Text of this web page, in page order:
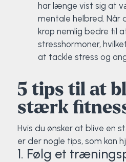
har længe vist sig at
mentale helbred. Når
krop nemlig bedre til
stresshormoner,
at tackle stress og
5 tips til at
stærk
Hvis du ønsker at blive en
er der nogle tips, som kan
1. Følg et